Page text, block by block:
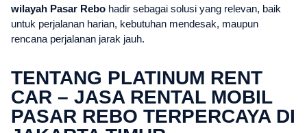
wilayah Pasar Rebo hadir sebagai solusi yang relevan, baik
untuk perjalanan harian, kebutuhan mendesak, maupun
rencana perjalanan jarak jauh.
TENTANG PLATINUM RENT
CAR – JASA RENTAL MOBIL
PASAR REBO TERPERCAYA DI